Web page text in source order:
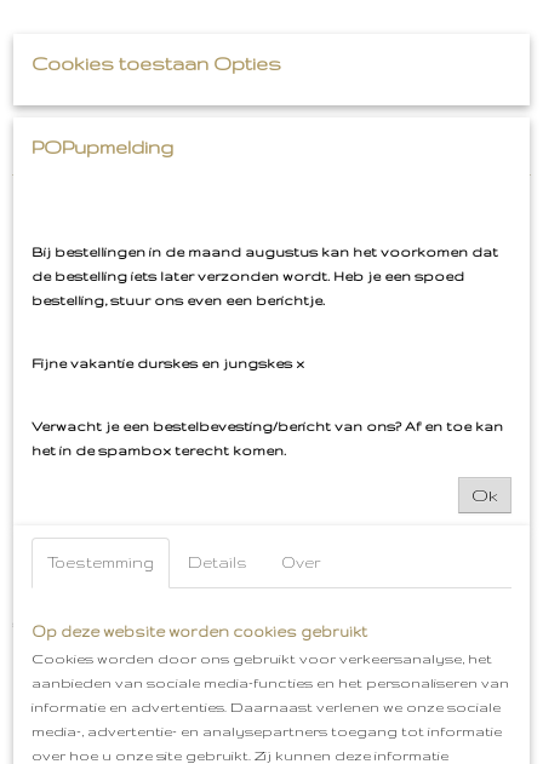
Emaille Pin Speldje
Ook interessant
€ 4,99
Cookies toestaan Opties
POPupmelding
Bij bestellingen in de maand augustus kan het voorkomen dat
de bestelling iets later verzonden wordt. Heb je een spoed
bestelling, stuur ons even een berichtje.
Fijne vakantie durskes en jungskes x
Verwacht je een bestelbevesting/bericht van ons? Af en toe kan
het in de spambox terecht komen.
Ok
Toestemming Details Over
Op deze website worden cookies gebruikt
Cookies worden door ons gebruikt voor verkeersanalyse, het
aanbieden van sociale media-functies en het personaliseren van
informatie en advertenties. Daarnaast verlenen we onze sociale
media-, advertentie- en analysepartners toegang tot informatie
over hoe u onze site gebruikt. Zij kunnen deze informatie